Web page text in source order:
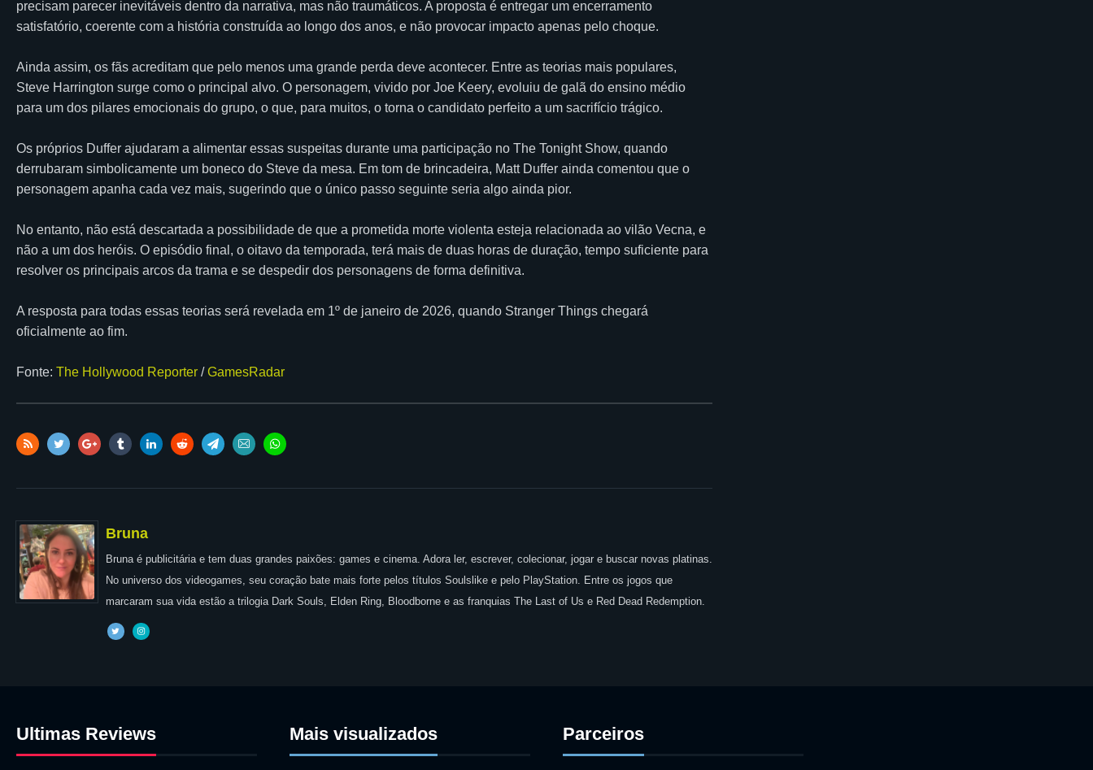
precisam parecer inevitáveis dentro da narrativa, mas não traumáticos. A proposta é entregar um encerramento
satisfatório, coerente com a história construída ao longo dos anos, e não provocar impacto apenas pelo choque.
Ainda assim, os fãs acreditam que pelo menos uma grande perda deve acontecer. Entre as teorias mais populares,
Steve Harrington surge como o principal alvo. O personagem, vivido por Joe Keery, evoluiu de galã do ensino médio
para um dos pilares emocionais do grupo, o que, para muitos, o torna o candidato perfeito a um sacrifício trágico.
Os próprios Duffer ajudaram a alimentar essas suspeitas durante uma participação no The Tonight Show, quando
derrubaram simbolicamente um boneco do Steve da mesa. Em tom de brincadeira, Matt Duffer ainda comentou que o
personagem apanha cada vez mais, sugerindo que o único passo seguinte seria algo ainda pior.
No entanto, não está descartada a possibilidade de que a prometida morte violenta esteja relacionada ao vilão Vecna, e
não a um dos heróis. O episódio final, o oitavo da temporada, terá mais de duas horas de duração, tempo suficiente para
resolver os principais arcos da trama e se despedir dos personagens de forma definitiva.
A resposta para todas essas teorias será revelada em 1º de janeiro de 2026, quando Stranger Things chegará
oficialmente ao fim.
Fonte: The Hollywood Reporter /GamesRadar
Bruna
Bruna é publicitária e tem duas grandes paixões: games e cinema. Adora ler, escrever, colecionar, jogar e buscar novas platinas.
No universo dos videogames, seu coração bate mais forte pelos títulos Soulslike e pelo PlayStation. Entre os jogos que
marcaram sua vida estão a trilogia Dark Souls, Elden Ring, Bloodborne e as franquias The Last of Us e Red Dead Redemption.
Ultimas Reviews Mais visualizados Parceiros